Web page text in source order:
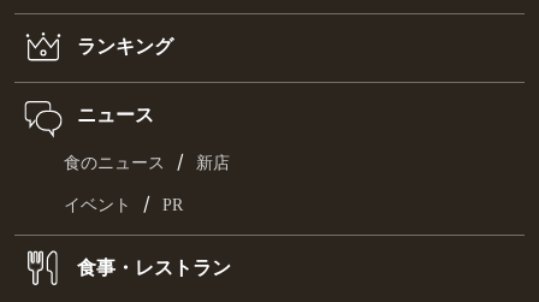
ランキング
ニュース
食のニュース / 新店
イベント / PR
食事・レストラン